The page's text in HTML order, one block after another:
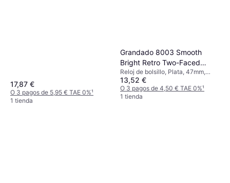
17,87 €
O 3 pagos de 5,95 € TAE 0%¹
1 tienda
Grandado 8003 Smooth
Bright Retro Two-Faced
Pocket Watch
Reloj de bolsillo, Plata, 47mm,
Analógico, Cuarzo
13,52 €
O 3 pagos de 4,50 € TAE 0%¹
1 tienda